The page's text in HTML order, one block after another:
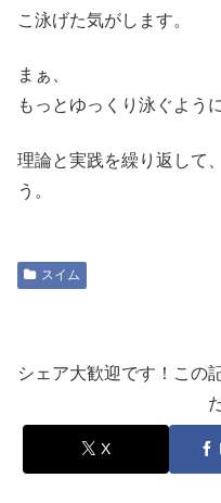
こ泳げた気がします。
まぁ、
もっとゆっくり泳ぐよう
理論と実践を繰り返して
う。
スイム
シェア大歓迎です！この
X